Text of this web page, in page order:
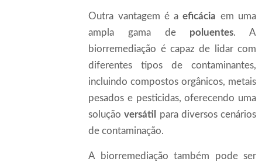
Outra vantagem é aeficácia em uma
ampla gama de poluentes. A
biorremediação é capaz de lidar com
diferentes tipos de contaminantes,
incluindo compostos orgânicos, metais
pesados e pesticidas, oferecendo uma
soluçãoversátil
para diversos cenários
de contaminação.
A biorremediação também pode ser